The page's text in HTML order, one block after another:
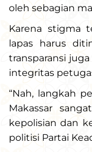
oleh sebagian
Karena stigma
lapas harus
transparansi
integritas
“Nah, langkah
Makassar
kepolisian dan
politisi Partai